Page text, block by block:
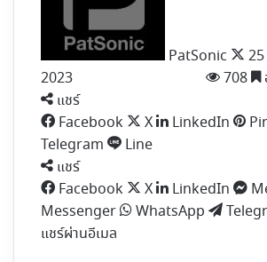
PatSonic
2023
708
แชร์
Facebook
X LinkedIn
Telegram
Line
แชร์
Facebook
X LinkedIn
Messenger
WhatsApp
แชร์ผ่านอีเมล